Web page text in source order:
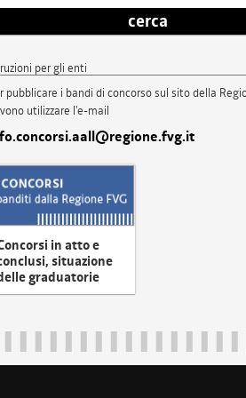
cerca
per gli enti
pubblicare i bandi di concorso sul sito della
utilizzare l'e-mail
in atto e
situazione
graduatorie